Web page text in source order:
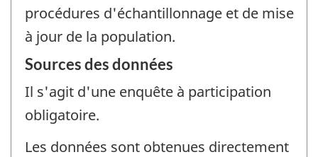
procédures d'échantillonnage et de mise
à jour de la population.
Sources des données
Il s'agit d'une enquête à participation
obligatoire.
Les données sont obtenues directement